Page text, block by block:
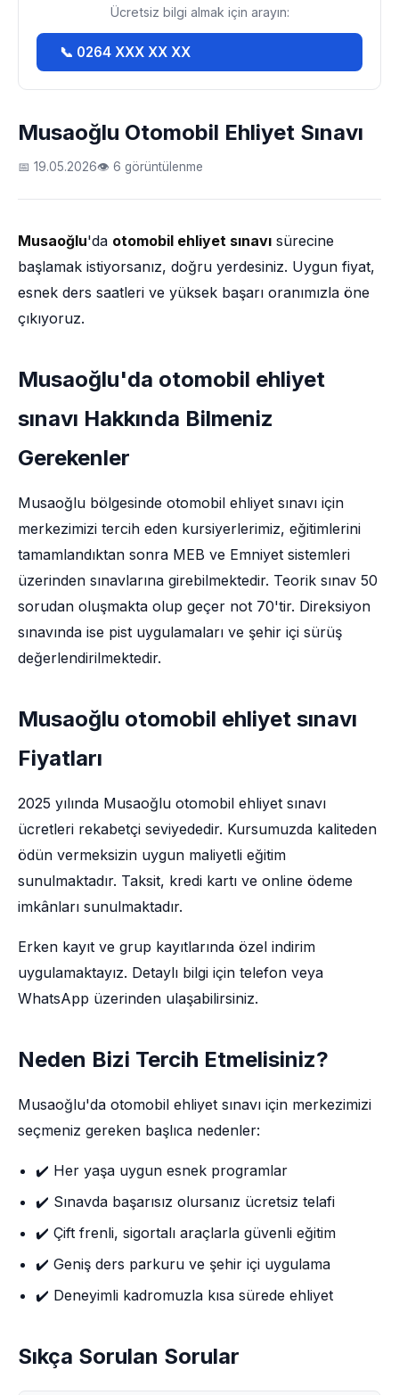
Musaoğlu Otomobil Ehliyet Sınavı
📅 19.05.2026👁 6 görüntülenme
Musaoğlu'da otomobil ehliyet sınavı sürecine
başlamak istiyorsanız, doğru yerdesiniz. Uygun fiyat,
esnek ders saatleri ve yüksek başarı oranımızla öne
çıkıyoruz.
Musaoğlu'da otomobil ehliyet
sınavı Hakkında Bilmeniz
Gerekenler
Musaoğlu bölgesinde otomobil ehliyet sınavı için
merkezimizi tercih eden kursiyerlerimiz, eğitimlerini
tamamlandıktan sonra MEB ve Emniyet sistemleri
üzerinden sınavlarına girebilmektedir. Teorik sınav 50
sorudan oluşmakta olup geçer not 70'tir. Direksiyon
sınavında ise pist uygulamaları ve şehir içi sürüş
değerlendirilmektedir.
Musaoğlu otomobil ehliyet sınavı
Fiyatları
2025 yılında Musaoğlu otomobil ehliyet sınavı
ücretleri rekabetçi seviyededir. Kursumuzda kaliteden
ödün vermeksizin uygun maliyetli eğitim
sunulmaktadır. Taksit, kredi kartı ve online ödeme
imkânları sunulmaktadır.
Erken kayıt ve grup kayıtlarında özel indirim
uygulamaktayız. Detaylı bilgi için telefon veya
WhatsApp üzerinden ulaşabilirsiniz.
Neden Bizi Tercih Etmelisiniz?
Musaoğlu'da otomobil ehliyet sınavı için merkezimizi
seçmeniz gereken başlıca nedenler:
✔️ Her yaşa uygun esnek programlar
✔️ Sınavda başarısız olursanız ücretsiz telafi
✔️ Çift frenli, sigortalı araçlarla güvenli eğitim
✔️ Geniş ders parkuru ve şehir içi uygulama
✔️ Deneyimli kadromuzla kısa sürede ehliyet
Sıkça Sorulan Sorular
Ücretsiz bilgi almak için arayın:
📞 0264 XXX XX XX